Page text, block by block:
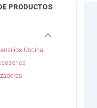
PRODUCTOS
Cocina